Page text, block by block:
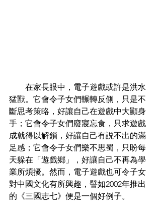
猛獸。它會令子女們輾轉反側，只是不
斷思考策略，好讓自己在遊戲中大顯身
手；它會令子女們廢寢忘食，只求遊戲
成就得以解鎖，好讓自己有説不出的滿
足感；它會令子女們樂不思蜀，只盼每
天躲在「遊戲鄉」，好讓自己不再為學
業所煩擾。然而，電子遊戲也可令子女
對中國文化有所興趣，譬如2002年推出
的《三國志七》便是一個好例子。